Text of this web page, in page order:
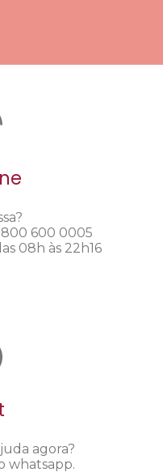
600 0005
08h às 22h16
agora?
whatsapp.